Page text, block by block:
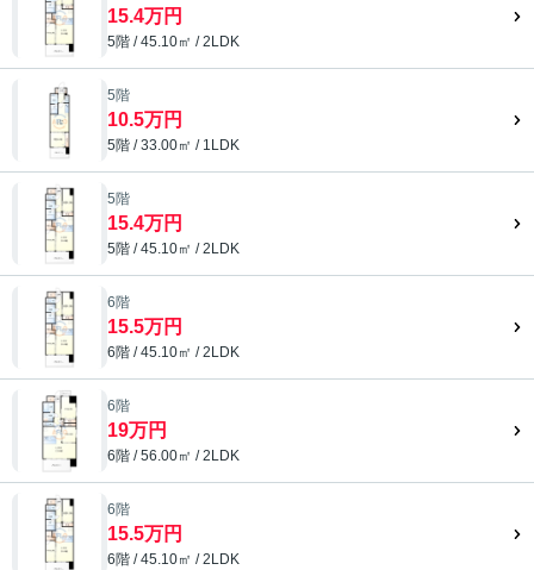
15.4万円
5階 / 45.10㎡ / 2LDK
5階
10.5万円
5階 / 33.00㎡ / 1LDK
5階
15.4万円
5階 / 45.10㎡ / 2LDK
6階
15.5万円
6階 / 45.10㎡ / 2LDK
6階
19万円
6階 / 56.00㎡ / 2LDK
6階
15.5万円
6階 / 45.10㎡ / 2LDK